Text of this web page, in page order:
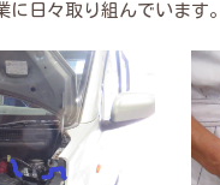
日々取り組んでいます。